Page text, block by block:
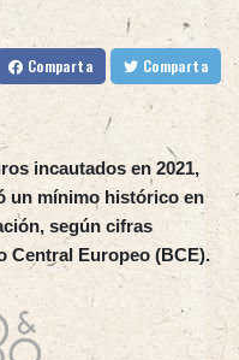
Comparta Comparta
incautados en 2021,
un mínimo histórico en
según cifras
Central Europeo (BCE).